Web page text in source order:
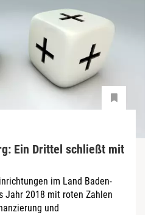
Ein Drittel schließt mit
im Land Baden-
Jahr 2018 mit roten Zahlen
und